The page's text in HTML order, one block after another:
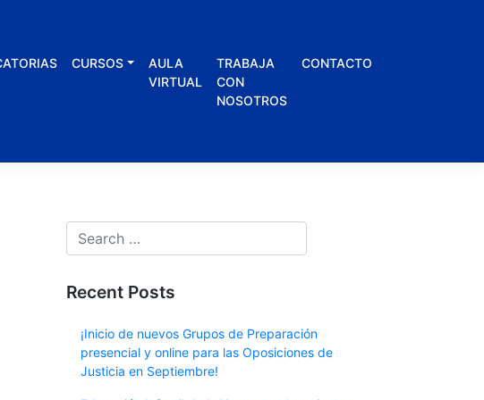
CURSOS
AULA
VIRTUAL
TRABAJA
CON
NOSOTROS
CONTACTO
Recent Posts
¡Inicio de nuevos Grupos de Preparación
presencial y online para las Oposiciones de
Justicia en Septiembre!